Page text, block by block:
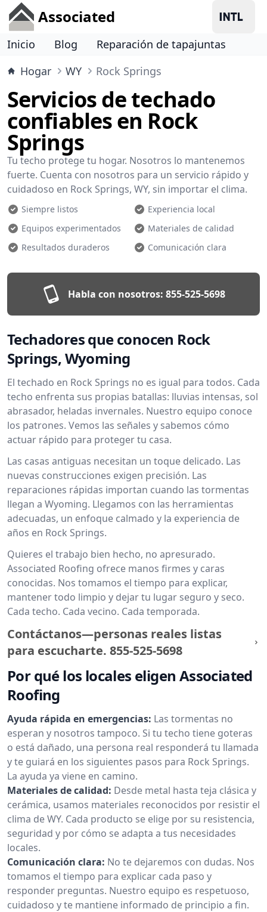
Associated
Inicio Blog
Reparación de tapajuntas
Hogar
WY Rock Springs
Servicios de techado
confiables en Rock
Springs
Tu techo protege tu hogar. Nosotros lo mantenemos
fuerte. Cuenta con nosotros para un servicio rápido y
cuidadoso en Rock Springs, WY, sin importar el clima.
Siempre listos
Experiencia local
Equipos experimentados
Materiales de calidad
Resultados duraderos
Comunicación clara
Habla con nosotros: 855-525-5698
Techadores que conocen Rock
Springs, Wyoming
El techado en Rock Springs no es igual para todos. Cada
techo enfrenta sus propias batallas: lluvias intensas, sol
abrasador, heladas invernales. Nuestro equipo conoce
los patrones. Vemos las señales y sabemos cómo
actuar rápido para proteger tu casa.
Las casas antiguas necesitan un toque delicado. Las
nuevas construcciones exigen precisión. Las
reparaciones rápidas importan cuando las tormentas
llegan a Wyoming. Llegamos con las herramientas
adecuadas, un enfoque calmado y la experiencia de
años en Rock Springs.
Quieres el trabajo bien hecho, no apresurado.
Associated Roofing ofrece manos firmes y caras
conocidas. Nos tomamos el tiempo para explicar,
mantener todo limpio y dejar tu lugar seguro y seco.
Cada techo. Cada vecino. Cada temporada.
Contáctanos—personas reales listas
para escucharte. 855-525-5698
Por qué los locales eligen Associated
Roofing
Ayuda rápida en emergencias: Las tormentas no
esperan y nosotros tampoco. Si tu techo tiene goteras
o está dañado, una persona real responderá tu llamada
y te guiará en los siguientes pasos para Rock Springs.
La ayuda ya viene en camino.
Materiales de calidad: Desde metal hasta teja clásica y
cerámica, usamos materiales reconocidos por resistir el
clima de WY. Cada producto se elige por su resistencia,
seguridad y por cómo se adapta a tus necesidades
locales.
Comunicación clara: No te dejaremos con dudas. Nos
tomamos el tiempo para explicar cada paso y
responder preguntas. Nuestro equipo es respetuoso,
cuidadoso y te mantiene informado de principio a fin.